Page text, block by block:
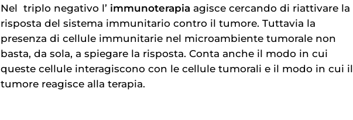
Nel triplo negativo l’ immunoterapia agisce cercando di riattivare la
risposta del sistema immunitario contro il tumore. Tuttavia la
presenza di cellule immunitarie nel microambiente tumorale non
basta, da sola, a spiegare la risposta. Conta anche il modo in cui
queste cellule interagiscono con le cellule tumorali e il modo in cui il
tumore reagisce alla terapia.